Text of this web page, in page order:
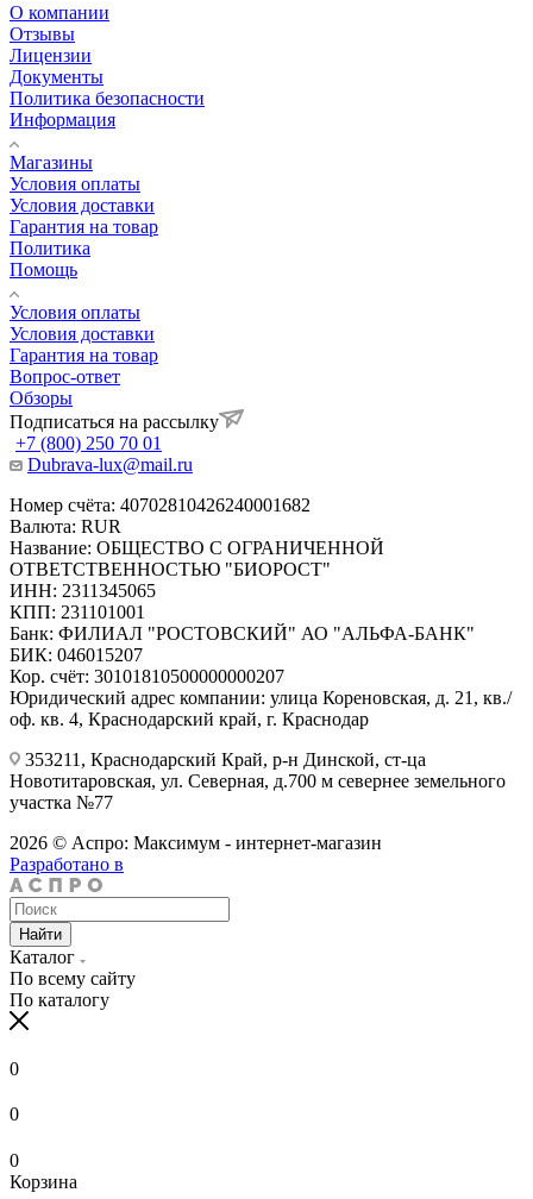
О компании
Отзывы
Лицензии
Документы
Политика безопасности
Информация
Магазины
Условия оплаты
Условия доставки
Гарантия на товар
Политика
Помощь
Условия оплаты
Условия доставки
Гарантия на товар
Вопрос-ответ
Обзоры
Подписаться на рассылку
+7 (800) 250 70 01
Dubrava-lux@mail.ru
Номер счёта: 40702810426240001682
Валюта: RUR
Название: ОБЩЕСТВО С ОГРАНИЧЕННОЙ
ОТВЕТСТВЕННОСТЬЮ "БИОРОСТ"
ИНН: 2311345065
КПП: 231101001
Банк: ФИЛИАЛ "РОСТОВСКИЙ" АО "АЛЬФА-БАНК"
БИК: 046015207
Кор. счёт: 30101810500000000207
Юридический адрес компании: улица Кореновская, д. 21, кв./
оф. кв. 4, Краснодарский край, г. Краснодар
353211, Краснодарский Край, р-н Динской, ст-ца
Новотитаровская, ул. Северная, д.700 м севернее земельного
участка №77
2026 © Аспро: Максимум - интернет-магазин
Разработано в
Найти
Каталог
По всему сайту
По каталогу
0
0
0
Корзина